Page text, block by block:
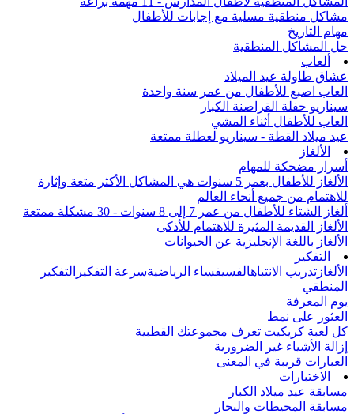
مشاكل منطقية مسلية مع إجابات للأطفال
مهام التاريخ
حل المشاكل المنطقية
ألعاب
عشاق طاولة عيد الميلاد
العاب اصبع للأطفال من عمر سنة واحدة
سيناريو حفلة القراصنة الكبار
العاب للأطفال أثناء المشي
عيد ميلاد القطة - سيناريو لعطلة ممتعة
الألغاز
أسرار مضحكة للمهام
الألغاز للأطفال بعمر 5 سنوات هي المشاكل الأكثر متعة وإثارة
للاهتمام من جميع أنحاء العالم
ألغاز الشتاء للأطفال من عمر 7 إلى 8 سنوات - 30 مشكلة ممتعة
الألغاز القديمة المثيرة للاهتمام للأذكى
الألغاز باللغة الإنجليزية عن الحيوانات
التفكير
الألغاز تدريب الانتباهالفسيفساء الرياضيةسرعة التفكير التفكير
المنطقي
يوم المعرفة
العثور على نمط
كل لعبة كريكيت تعرف مجموعتك القطبية
إزالة الأشياء غير الضرورية
العبارات قريبة في المعنى
الاختبارات
مسابقة عيد ميلاد الكبار
مسابقة المحيطات والبحار